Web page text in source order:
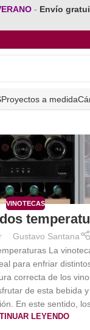
- Envío
Proyectos a medida
VINOTECAS
Gustavo Santana
La
para enfriar
correcta de los
de esta bebida
En este sentido, los
LEYENDO